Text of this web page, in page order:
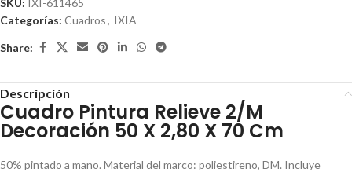
SKU: IXI-611465
Categorías: Cuadros, IXIA
Share:
Descripción
Cuadro Pintura Relieve 2/M
Decoración 50 X 2,80 X 70 Cm
50% pintado a mano. Material del marco: poliestireno, DM. Incluye